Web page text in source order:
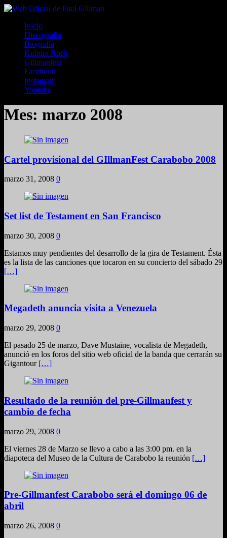
Inicio
Discografía
Biografía
Kultura Rock
Gillmanfest
Facebook
Instagram
Youtube
Mes: marzo 2008
Cartel provisional del GIllmanFest Carabobo 2008
marzo 31, 2008 0
Set list de Testament en San Francisco
marzo 30, 2008 0
Estamos muy pendientes del desarrollo de la gira de Testament. Ésta
es la lista de las canciones que tocaron en su concierto del sábado 29
[…]
Megadeth anuncia visita a Venezuela
marzo 29, 2008 0
El pasado 25 de marzo, Dave Mustaine, vocalista de Megadeth,
anunció en los foros del sitio web oficial de la banda que cerrarán su
Gigantour […]
Resultado de la reunión del pre-Gillmanfest y
cambio de fecha
marzo 29, 2008 0
El viernes 28 de Marzo se llevo a cabo a las 3:00 pm. en la
diapoteca del Museo de la Cultura de Carabobo la reunión […]
Pre-Gillmanfest Carabobo será el domingo 06 de
abril
marzo 26, 2008 0